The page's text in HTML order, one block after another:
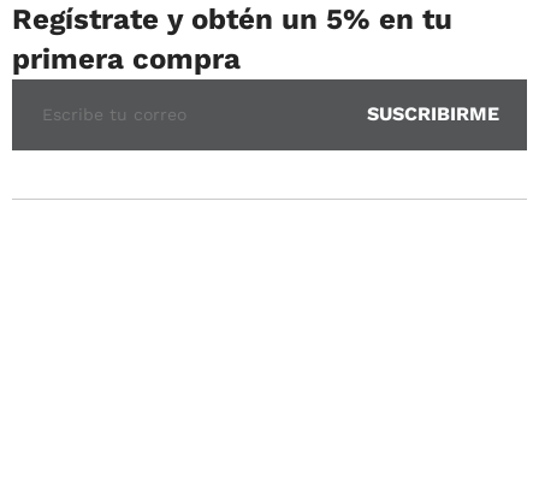
Regístrate y obtén un 5% en tu
primera compra